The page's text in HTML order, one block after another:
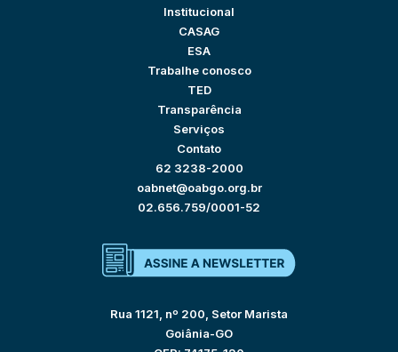
Institucional
CASAG
ESA
Trabalhe conosco
TED
Transparência
Serviços
Contato
62 3238-2000
oabnet@oabgo.org.br
02.656.759/0001-52
Rua 1121, nº 200, Setor Marista
Goiânia-GO